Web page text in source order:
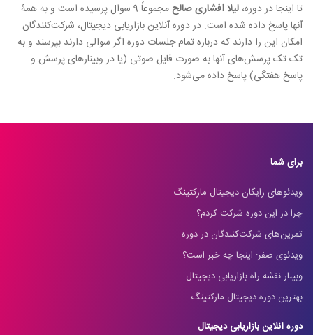
تا اینجا در دوره، لیلا افشاری صالح
مجموعاً 9 سوال پرسیده است و به همۀ
آنها پاسخ داده شده است. در دوره آنلاین بازاریابی دیجیتال، شرکت‌کنندگان
امکان این را دارند که درباره تمام جلسات دوره اگر سوالی دارند بپرسند و به
تک تک پرسش‌های آنها به صورت فایل صوتی (یا در وبینارهای پرسش و
پاسخ هفتگی) پاسخ داده می‌شود.
برای شما
ویدئوهای رایگان دیجیتال مارکتینگ
چرا در این دوره شرکت کردم؟
تمرین‌های شرکت‌کنندگان در دوره
ویدئوی صفر: اینجا چه خبر است؟
وبینار نقشه راه بازاریابی دیجیتال
بهترین دوره دیجیتال مارکتینگ
دوره آنلاین بازاریابی دیجیتال